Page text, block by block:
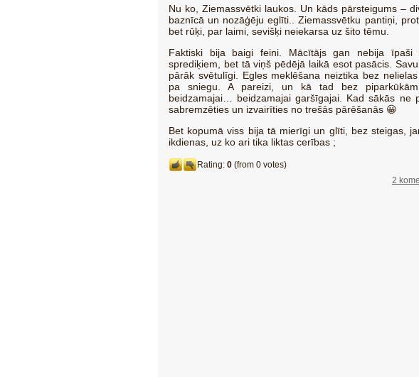
Nu ko, Ziemassvētki laukos. Un kāds pārsteigums –
baznīcā un nozāģēju eglīti.. Ziemassvētku pantiņi,
bet rūķi, par laimi, sevišķi neiekarsa uz šito tēmu.
Faktiski bija baigi feini. Mācītājs gan nebija īpaši
sprediķiem, bet tā viņš pēdējā laikā esot pasācis.
pārāk svētulīgi. Egles meklēšana neiztika bez
pa sniegu. A pareizi, un kā tad bez
beidzamajai… beidzamajai garšīgajai. Kad sākās ne
sabremzēties un izvairīties no trešās pārēšanās 😀
Bet kopumā viss bija tā mierīgi un glīti, bez steigas,
ikdienas, uz ko ari tika liktas cerības ;
Rating: 0 (from 0 votes)
2